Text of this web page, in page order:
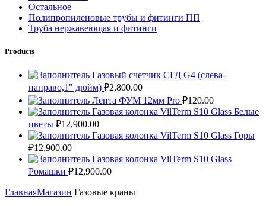
Остальное
Полипропиленовые трубы и фитинги ПП
Труба нержавеющая и фитинги
Products
Газовый счетчик СГД G4 (слева-
направо,1" дюйм) ₽2,800.00
Лента ФУМ 12мм Pro ₽120.00
Газовая колонка VilTerm S10 Glass Белые
цветы ₽12,900.00
Газовая колонка VilTerm S10 Glass Горы
₽12,900.00
Газовая колонка VilTerm S10 Glass
Ромашки ₽12,900.00
ГлавнаяМагазин Газовые краны